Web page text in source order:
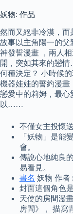
妖物: 作品
然而又絕非冷漠，而
故事以主角陽一的
神發誓漫畫 ，兩人
開，突如其來的戀
何種決定？ 小時候
機器娃娃的誓約漫畫
戀愛中的莉姆，最心
以……
不僅女主投懷
「妖物」是能
會。
傳說心地純良
易看見。
書名 妖物 作
封面這個角色
天使的房間漫
房間》， 描寫